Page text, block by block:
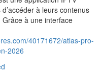
à leurs contenus
à une interface
40171672/atlas-pro-
2026